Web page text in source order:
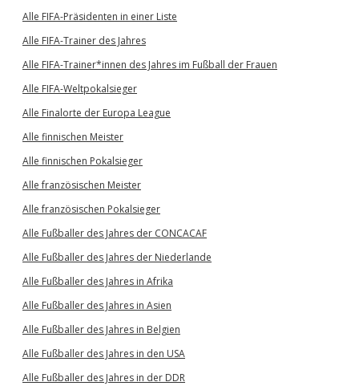
Alle FIFA-Präsidenten in einer Liste
Alle FIFA-Trainer des Jahres
Alle FIFA-Trainer*innen des Jahres im Fußball der Frauen
Alle FIFA-Weltpokalsieger
Alle Finalorte der Europa League
Alle finnischen Meister
Alle finnischen Pokalsieger
Alle französischen Meister
Alle französischen Pokalsieger
Alle Fußballer des Jahres der CONCACAF
Alle Fußballer des Jahres der Niederlande
Alle Fußballer des Jahres in Afrika
Alle Fußballer des Jahres in Asien
Alle Fußballer des Jahres in Belgien
Alle Fußballer des Jahres in den USA
Alle Fußballer des Jahres in der DDR